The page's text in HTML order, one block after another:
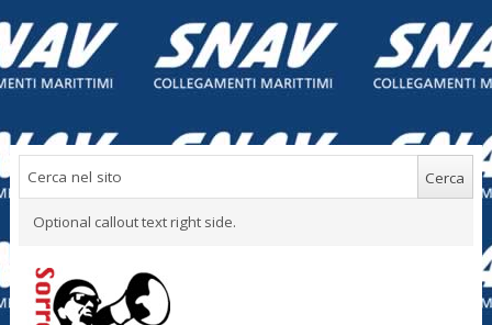
Optional callout text right side.